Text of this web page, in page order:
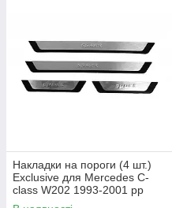
Накладки на пороги (4 шт.)
Exclusive для Mercedes C-
class W202 1993-2001 рр